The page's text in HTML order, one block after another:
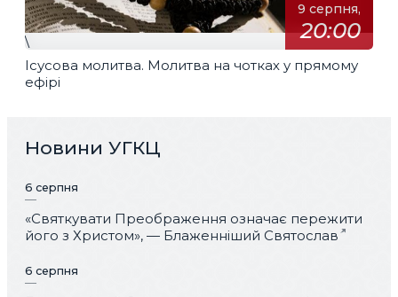
9 серпня,
20:00
\
Ісусова молитва. Молитва на чотках у прямому
ефірі
Новини УГКЦ
6 серпня
«Святкувати Преображення означає пережити
його з Христом», — Блаженніший Святослав
6 серпня